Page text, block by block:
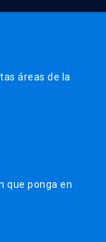
áreas de la
que ponga en